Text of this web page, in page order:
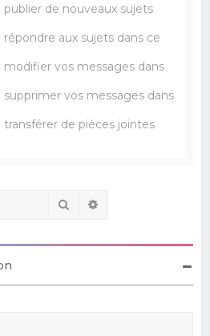
publier de nouveaux sujets
répondre aux sujets dans ce
modifier vos messages dans
supprimer vos messages dans
transférer de pièces jointes
Rechercher